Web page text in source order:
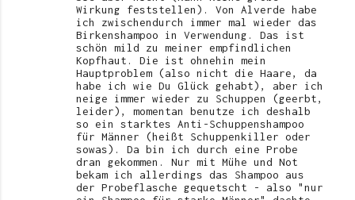
Wirkung feststellen). Von Alverde habe
ich zwischendurch immer mal wieder das
Birkenshampoo in Verwendung. Das ist
schön mild zu meiner empfindlichen
Kopfhaut. Die ist ohnehin mein
Hauptproblem (also nicht die Haare, da
habe ich wie Du Glück gehabt), aber ich
neige immer wieder zu Schuppen (geerbt,
leider), momentan benutze ich deshalb
so ein starktes Anti-Schuppenshampoo
für Männer (heißt Schuppenkiller oder
sowas). Da bin ich durch eine Probe
dran gekommen. Nur mit Mühe und Not
bekam ich allerdings das Shampoo aus
der Probeflasche gequetscht - also "nur